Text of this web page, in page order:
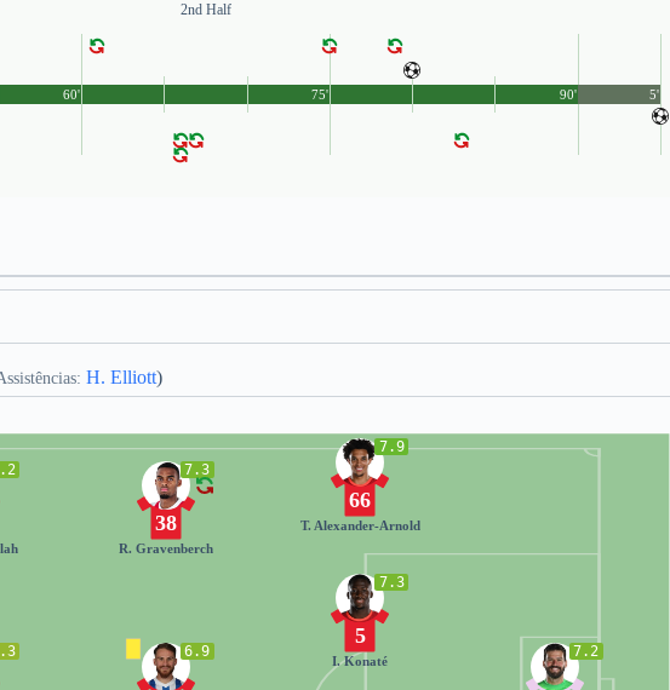
2nd Half
90'
60' 75' 5'
H. Elliott)
7.2
7.3
5
I. Konaté
7.9
66
T. Alexander-Arnold
6.9
7.3
38
R. Gravenberch